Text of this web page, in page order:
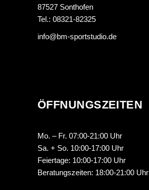
87527 Sonthofen
Tel.: 08321-82325
info@bm-sportstudio.de
ÖFFNUNGSZEITEN
Mo. – Fr. 07:00-21:00 Uhr
Sa. + So. 10:00-17:00 Uhr
Feiertage: 10:00-17:00 Uhr
Beratungszeiten: 18:00-21:00 Uhr